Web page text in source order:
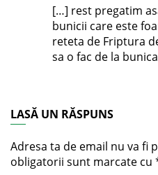
[…] rest pregatim
bunicii care este
reteta de Friptura
sa o fac de la
LASĂ UN RĂSPUNS
Adresa ta de email nu va fi
obligatorii sunt marcate cu